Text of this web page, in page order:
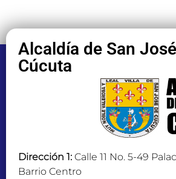
Alcaldía de San
Cúcuta
Dirección 1: Calle 11 No. 5-49
Barrio Centro